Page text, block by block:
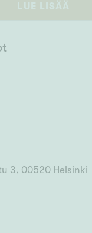
LUE LISÄÄ
3, 00520 Helsinki